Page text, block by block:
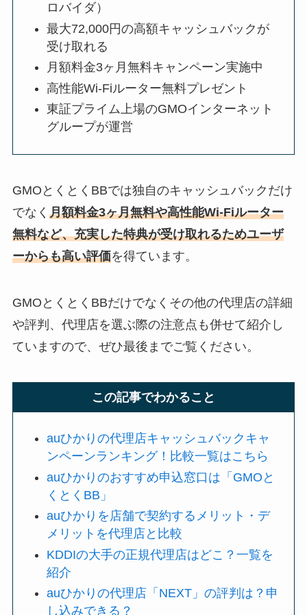
ロバイダ）
最大72,000円の高額キャッシュバックが
受け取れる
月額料金3ヶ月無料キャンペーン実施中
高性能Wi-Fiルーター無料プレゼント
東証プライム上場のGMOインターネット
グループが運営
GMOとくとくBBでは独自のキャッシュバックだけ
でなく 月額料金3ヶ月無料や高性能Wi-Fiルーター
無料など、充実した特典が受け取れるためユーザ
ーからも高い評価を得ています。
GMOとくとくBBだけでなくその他の代理店の詳細
や評判、代理店を選ぶ際の注意点も併せて紹介し
ていますので、ぜひ最後までご覧ください。
この記事でわかること
auひかりの代理店キャッシュバックキャ
ンペーンランキング！比較一覧はこちら
auひかりのおすすめ申込窓口は「GMOと
くとくBB」
auひかりを店舗で契約するメリット・デ
メリットを代理店と比較
KDDIの大手の正規代理店はどこ？一覧を
紹介
auひかりの代理店「NEXT」の評判は？申
し込みできる？